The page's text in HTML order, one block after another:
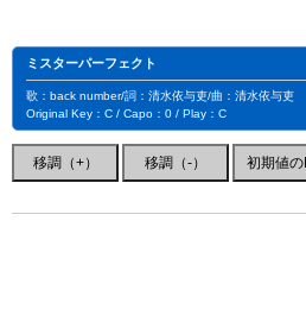
ミスターパーフェクト
歌：back number/詞：清水依与吏/曲：清水依与吏
Original Key：C / Capo：0 / Play：C